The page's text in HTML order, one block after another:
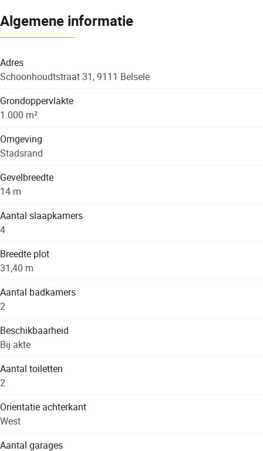
Algemene informatie
Adres
Schoonhoudtstraat 31, 9111 Belsele
Grondoppervlakte
1.000 m²
Omgeving
Stadsrand
Gevelbreedte
14 m
Aantal slaapkamers
4
Breedte plot
31,40 m
Aantal badkamers
2
Beschikbaarheid
Bij akte
Aantal toiletten
2
Orientatie achterkant
West
Aantal garages